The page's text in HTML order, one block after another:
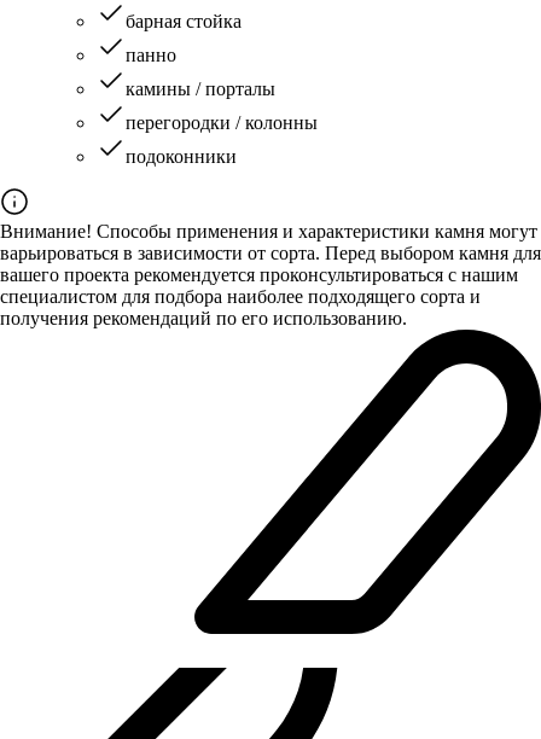
барная стойка
панно
камины / порталы
перегородки / колонны
подоконники
Внимание! Способы применения и характеристики камня могут
варьироваться в зависимости от сорта. Перед выбором камня для
вашего проекта рекомендуется проконсультироваться с нашим
специалистом для подбора наиболее подходящего сорта и
получения рекомендаций по его использованию.